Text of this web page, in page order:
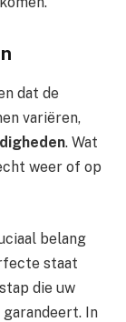
dat de
variëren,
. Wat
weer of op
belang
staat
die uw
In